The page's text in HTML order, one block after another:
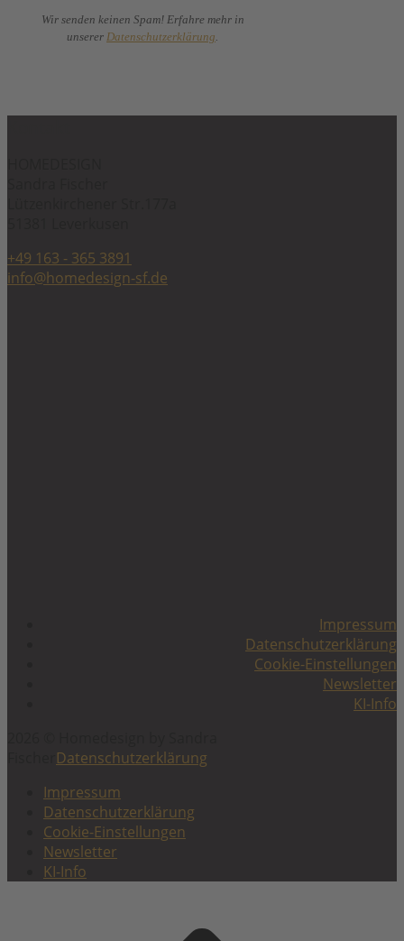
Wir senden keinen Spam! Erfahre mehr in
unserer Datenschutzerklärung.
+49 163 - 365 3891
info@homedesign-sf.de
Impressum
Datenschutzerklärung
Cookie-Einstellungen
Newsletter
KI-Info
Datenschutzerklärung
Impressum
Datenschutzerklärung
Cookie-Einstellungen
Newsletter
KI-Info